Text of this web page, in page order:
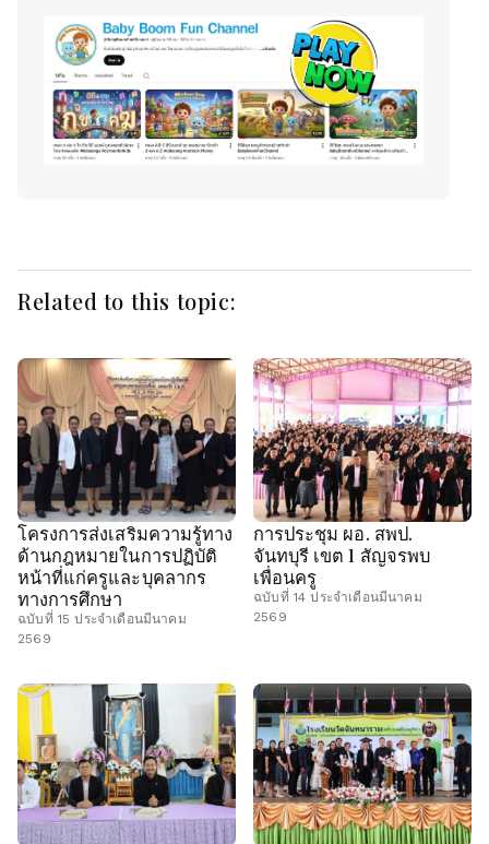
Related to this topic:
โครงการส่งเสริมความรู้ทาง
ด้านกฎหมายในการปฏิบัติ
หน้าที่แก่ครูและบุคลากร
ทางการศึกษา
ฉบับที่ 15 ประจำเดือนมีนาคม
2569
การประชุม ผอ. สพป.
จันทบุรี เขต 1 สัญจรพบ
เพื่อนครู
ฉบับที่ 14 ประจำเดือนมีนาคม
2569